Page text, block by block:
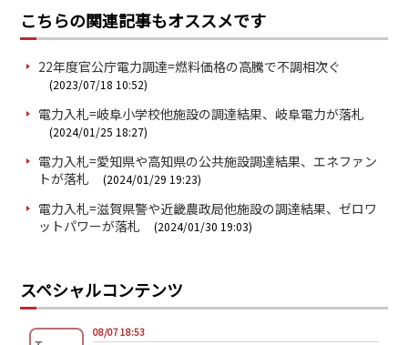
こちらの関連記事もオススメです
22年度官公庁電力調達=燃料価格の高騰で不調相次ぐ
(2023/07/18 10:52)
電力入札=岐阜小学校他施設の調達結果、岐阜電力が落札
(2024/01/25 18:27)
電力入札=愛知県や高知県の公共施設調達結果、エネファン
トが落札
(2024/01/29 19:23)
電力入札=滋賀県警や近畿農政局他施設の調達結果、ゼロワ
ットパワーが落札
(2024/01/30 19:03)
スペシャルコンテンツ
08/07 18:53